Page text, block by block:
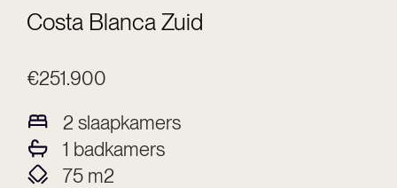
Costa Blanca Zuid
€251.900
2 slaapkamers
1 badkamers
75 m2